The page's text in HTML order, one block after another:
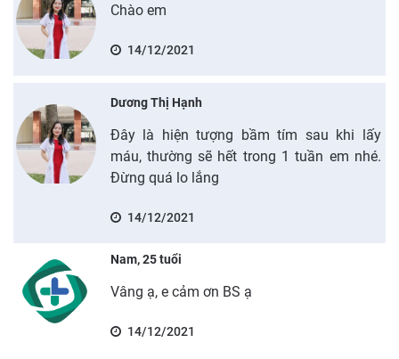
Chào em
14/12/2021
Dương Thị Hạnh
Đây là hiện tượng bầm tím sau khi lấy
máu, thường sẽ hết trong 1 tuần em nhé.
Đừng quá lo lắng
14/12/2021
Nam, 25 tuổi
Vâng ạ, e cảm ơn BS ạ
14/12/2021